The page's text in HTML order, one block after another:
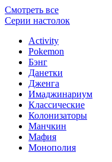
Смотреть все
Серии настолок
Activity
Pokemon
Бэнг
Данетки
Дженга
Имаджинариум
Классические
Колонизаторы
Манчкин
Мафия
Монополия